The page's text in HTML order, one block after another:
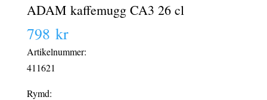
ADAM kaffemugg CA3 26 cl
798 kr
Artikelnummer:
411621
Rymd: